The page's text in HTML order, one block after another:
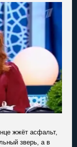
жжёт асфальт,
зверь, а в